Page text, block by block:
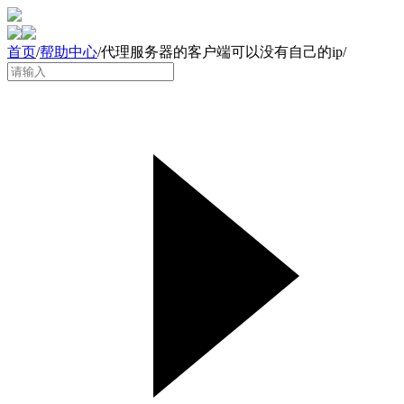
首页/帮助中心/代理服务器的客户端可以没有自己的ip/